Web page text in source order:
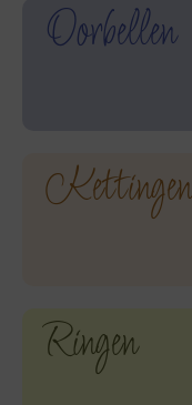
Oorbellen
Kettingen
Ringen